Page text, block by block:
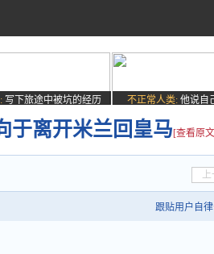
写下旅途中被坑的经历 不正常人类: 他说自
于离开米兰回皇马[查看原
上
跟贴用户自